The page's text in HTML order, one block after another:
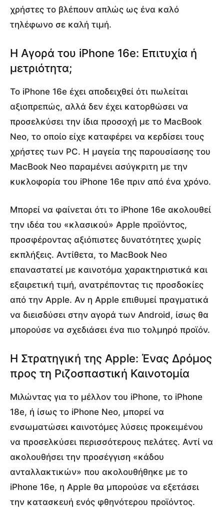
χρήστες το βλέπουν απλώς ως ένα καλό
τηλέφωνο σε καλή τιμή.
Η Αγορά του iPhone 16e: Επιτυχία ή
μετριότητα;
Το iPhone 16e έχει αποδειχθεί ότι πωλείται
αξιοπρεπώς, αλλά δεν έχει κατορθώσει να
προσελκύσει την ίδια προσοχή με το MacBook
Neo, το οποίο είχε καταφέρει να κερδίσει τους
χρήστες των PC. Η μαγεία της παρουσίασης του
MacBook Neo παραμένει ασύγκριτη με την
κυκλοφορία του iPhone 16e πριν από ένα χρόνο.
Μπορεί να φαίνεται ότι το iPhone 16e ακολουθεί
την ιδέα του «κλασικού» Apple προϊόντος,
προσφέροντας αξιόπιστες δυνατότητες χωρίς
εκπλήξεις. Αντίθετα, το MacBook Neo
επαναστατεί με καινοτόμα χαρακτηριστικά και
εξαιρετική τιμή, ανατρέποντας τις προσδοκίες
από την Apple. Αν η Apple επιθυμεί πραγματικά
να διεισδύσει στην αγορά των Android, ίσως θα
μπορούσε να σχεδιάσει ένα πιο τολμηρό προϊόν.
Η Στρατηγική της Apple: Ένας Δρόμος
προς τη Ριζοσπαστική Καινοτομία
Μιλώντας για το μέλλον του iPhone, το iPhone
18e, ή ίσως το iPhone Neo, μπορεί να
ενσωματώσει καινοτόμες λύσεις προκειμένου
να προσελκύσει περισσότερους πελάτες. Αντί να
ακολουθήσει την προσέγγιση «κάδου
ανταλλακτικών» που ακολουθήθηκε με το
iPhone 16e, η Apple θα μπορούσε να εξετάσει
την κατασκευή ενός φθηνότερου προϊόντος.